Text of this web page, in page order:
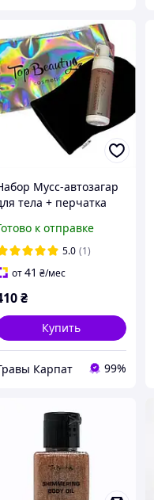
Мусс-автозагар
тела + перчатка
160 мл
к отправке
5.0 (1)
от41 ₴/мес
₴
Купить
Карпат 99%